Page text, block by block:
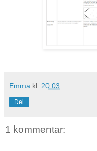
Emma kl. 20:03
Del
1 kommentar: